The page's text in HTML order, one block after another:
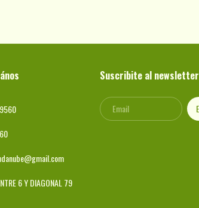
6 Y DIAGONAL 79
Suscribite al newsletter